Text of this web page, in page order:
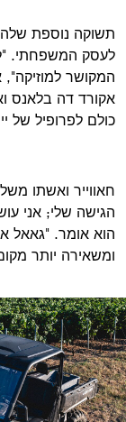
תשוקה נוספת
לעסק המשפחתי.
אקורד דה בלאנס
כולם לפרופיל של
חאווייר ואשתו
הגישה שלי; אני
הוא אומר. "גאאל
ומשאירה יותר